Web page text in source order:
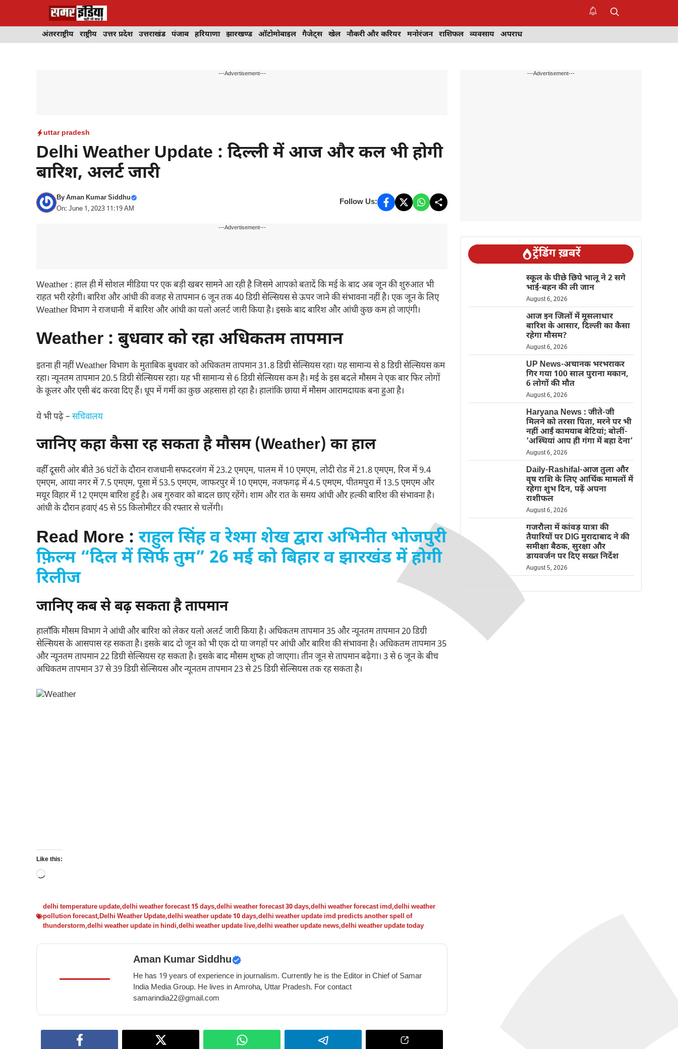
अंतरराष्ट्रीय राष्ट्रीय उत्तर प्रदेश उत्तराखंड पंजाब हरियाणा झारखण्ड ऑटोमोबाइल गैजेट्स खेल नौकरी और करियर मनोरंजन राशिफल व्यवसाय अपराध
---Advertisement---
uttar pradesh
Delhi Weather Update : दिल्ली में आज और कल भी होगी
बारिश, अलर्ट जारी
ByAman Kumar Siddhu
On: June 1, 2023 11:19 AM
Follow Us:
---Advertisement---
Weather : हाल ही में सोशल मीडिया पर एक बड़ी खबर सामने आ रही है जिसमे आपको बतादें कि मई के बाद अब जून की शुरुआत भी
राहत भरी रहेगी। बारिश और आंधी की वजह से तापमान 6 जून तक 40 डिग्री सेल्सियस से ऊपर जाने की संभावना नहीं है। एक जून के लिए
Weather विभाग ने राजधानी में बारिश और आंधी का यलो अलर्ट जारी किया है। इसके बाद बारिश और आंधी कुछ कम हो जाएंगी।
Weather : बुधवार को रहा अधिकतम तापमान
इतना ही नहीं Weather विभाग के मुताबिक बुधवार को अधिकतम तापमान 31.8 डिग्री सेल्सियस रहा। यह सामान्य से 8 डिग्री सेल्सियस कम
रहा। न्यूनतम तापमान 20.5 डिग्री सेल्सियस रहा। यह भी सामान्य से 6 डिग्री सेल्सियस कम है। मई के इस बदले मौसम ने एक बार फिर लोगों
के कूलर और एसी बंद करवा दिए हैं। धूप में गर्मी का कुछ अहसास हो रहा है। हालांकि छाया में मौसम आरामदायक बना हुआ है।
ये भी पढ़े – सचिवालय
जानिए कहा कैसा रह सकता है मौसम (Weather) का हाल
वहीँ दूसरी ओर बीते 36 घंटों के दौरान राजधानी सफदरजंग में 23.2 एमएम, पालम में 10 एमएम, लोदी रोड में 21.8 एमएम, रिज में 9.4
एमएम, आया नगर में 7.5 एमएम, पूसा में 53.5 एमएम, जाफरपुर में 10 एमएम, नजफगढ़ में 4.5 एमएम, पीतमपुरा में 13.5 एमएम और
मयूर विहार में 12 एमएम बारिश हुई है। अब गुरुवार को बादल छाए रहेंगे। शाम और रात के समय आंधी और हल्की बारिश की संभावना है।
आंधी के दौरान हवाएं 45 से 55 किलोमीटर की रफ्तार से चलेंगी।
Read More : राहुल सिंह व रेश्मा शेख द्वारा अभिनीत भोजपुरी
फ़िल्म “दिल में सिर्फ तुम” 26 मई को बिहार व झारखंड में होगी
रिलीज
जानिए कब से बढ़ सकता है तापमान
हालाँकि मौसम विभाग ने आंधी और बारिश को लेकर यलो अलर्ट जारी किया है। अधिकतम तापमान 35 और न्यूनतम तापमान 20 डिग्री
सेल्सियस के आसपास रह सकता है। इसके बाद दो जून को भी एक दो या जगहों पर आंधी और बारिश की संभावना है। अधिकतम तापमान 35
और न्यूनतम तापमान 22 डिग्री सेल्सियस रह सकता है। इसके बाद मौसम शुष्क हो जाएगा। तीन जून से तापमान बढ़ेगा। 3 से 6 जून के बीच
अधिकतम तापमान 37 से 39 डिग्री सेल्सियस और न्यूनतम तापमान 23 से 25 डिग्री सेल्सियस तक रह सकता है।
Like this:
Loading…
delhi temperature update,delhi weather forecast 15 days,delhi weather forecast 30 days,delhi weather forecast imd,delhi weather
pollution forecast,Delhi Weather Update,delhi weather update 10 days,delhi weather update imd predicts another spell of
thunderstorm,delhi weather update in hindi,delhi weather update live,delhi weather update news,delhi weather update today
Aman Kumar Siddhu
He has 19 years of experience in journalism. Currently he is the Editor in Chief of Samar
India Media Group. He lives in Amroha, Uttar Pradesh. For contact
samarindia22@gmail.com
---Advertisement---
ट्रेंडिंग ख़बरें
स्कूल के पीछे छिपे भालू ने 2 सगे
भाई-बहन की ली जान
August 6, 2026
आज इन जिलों में मूसलाधार
बारिश के आसार, दिल्ली का कैसा
रहेगा मौसम?
August 6, 2026
UP News-अचानक भरभराकर
गिर गया 100 साल पुराना मकान,
6 लोगों की मौत
August 6, 2026
Haryana News : जीते-जी
मिलने को तरसा पिता, मरने पर भी
नहीं आईं कामयाब बेटियां; बोलीं-
‘अस्थियां आप ही गंगा में बहा देना’
August 6, 2026
Daily-Rashifal-आज तुला और
वृष राशि के लिए आर्थिक मामलों में
रहेगा शुभ दिन, पढ़ें अपना
राशीफल
August 6, 2026
गजरौला में कांवड़ यात्रा की
तैयारियों पर DIG मुरादाबाद ने की
समीक्षा बैठक, सुरक्षा और
डायवर्जन पर दिए सख्त निर्देश
August 5, 2026